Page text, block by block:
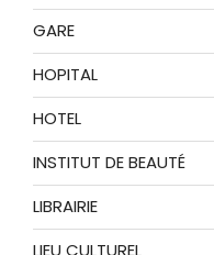
GARE
HOPITAL
HOTEL
INSTITUT DE BEAUTÉ
LIBRAIRIE
LIEU CULTUREL